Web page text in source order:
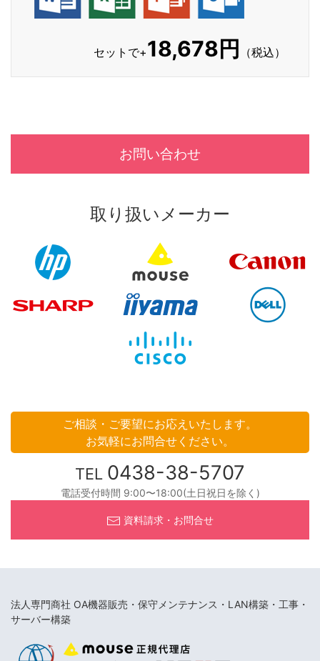
セットで+18,678円 （税込）
お問い合わせ
取り扱いメーカー
ご相談・ご要望にお応えいたします。
お気軽にお問合せください。
TEL 0438-38-5707
電話受付時間 9:00〜18:00(土日祝日を除く)
資料請求・お問合せ
法人専門商社 OA機器販売・保守メンテナンス・LAN構築・工事・
サーバー構築